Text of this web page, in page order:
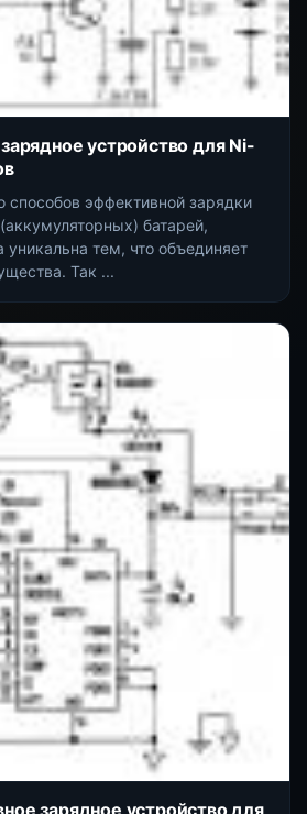
устройство для Ni-
способов эффективной зарядки
батарей,
тем, что объединяет
Так ...
зарядное устройство для